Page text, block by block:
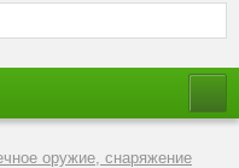
оружие, снаряжение